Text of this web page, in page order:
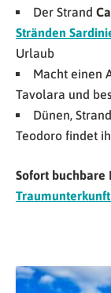
Der Strand
Stränden
Urlaub
Macht einen
Tavolara und
Dünen,
Teodoro findet
Sofort buchbare